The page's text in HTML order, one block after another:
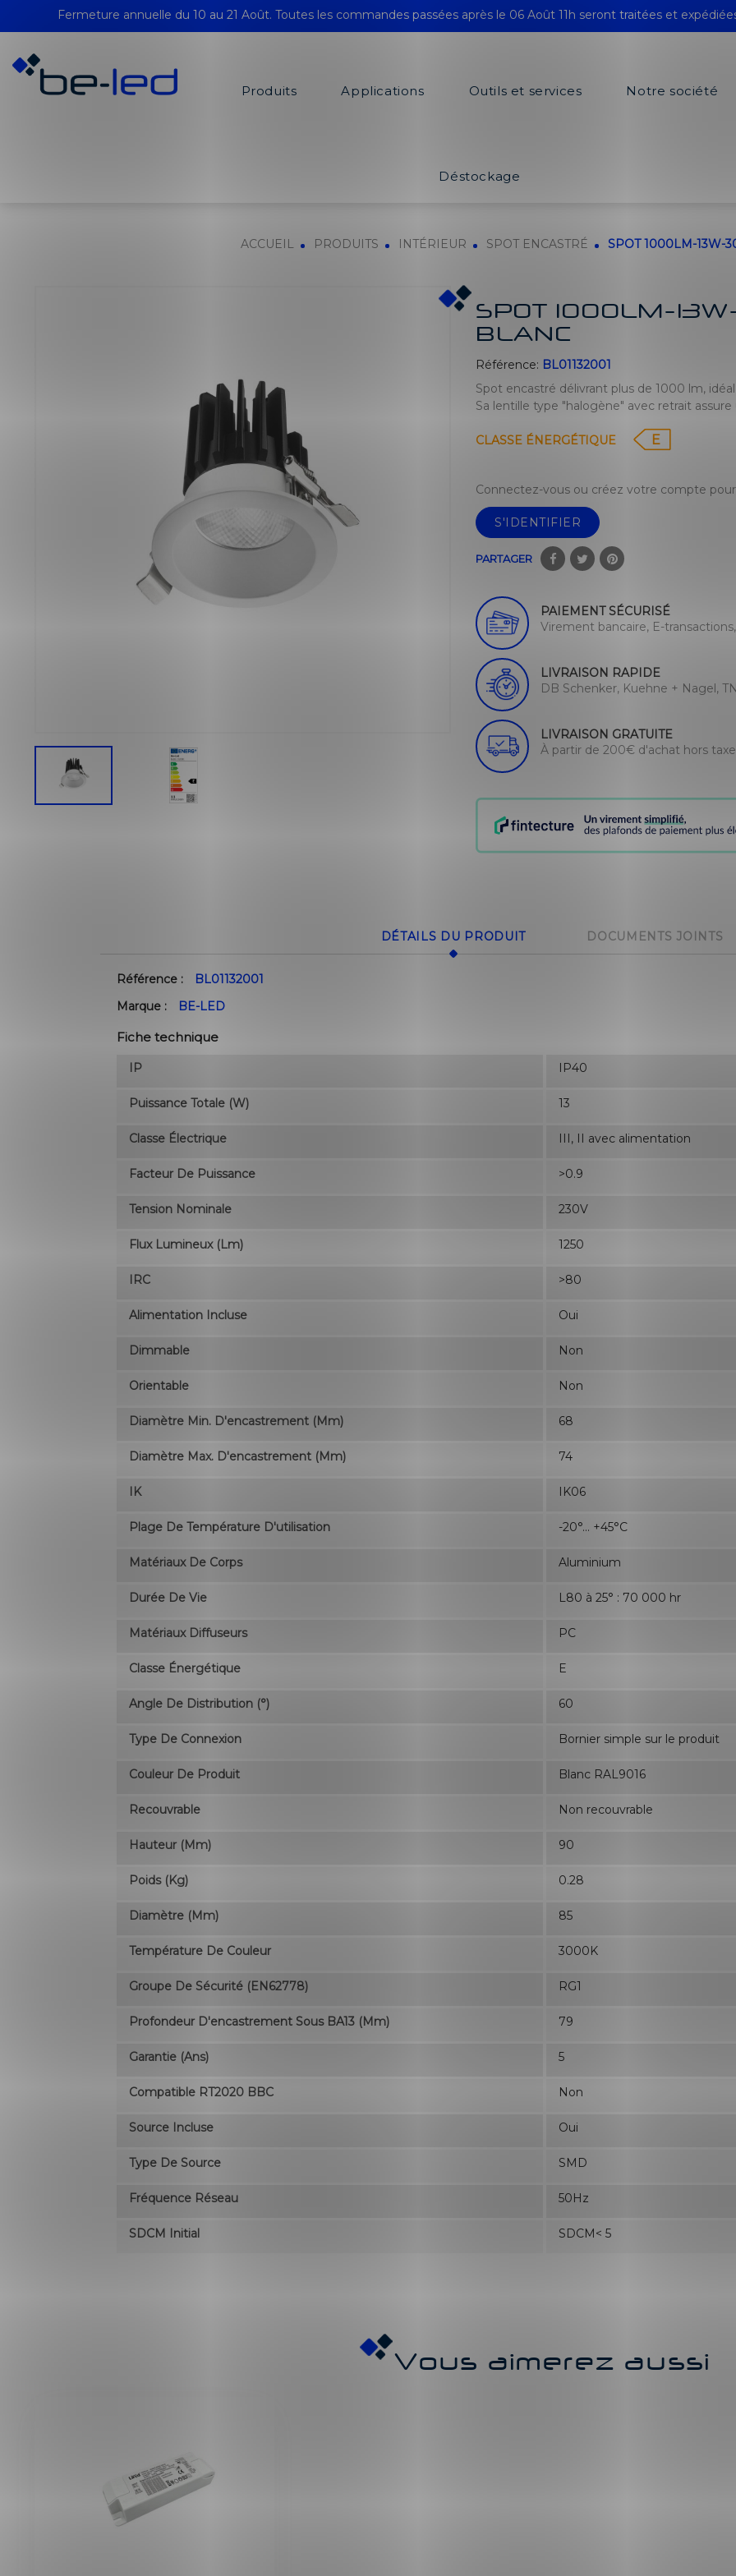
Fermeture annuelle du 10 au 21 Août. Toutes les commandes passées après le 06 Août 11h seront traitées et
Produits Applications Outils et services Notre société
Déstockage
ACCUEIL PRODUITS INTÉRIEUR SPOT ENCASTRÉ SPOT 1000LM-13W-
SPOT 1000LM-
BLANC
Référence: BL01132001
Spot encastré délivrant plus de 1000 lm,
Sa lentille type "halogène" avec retrait
CLASSE ÉNERGÉTIQUE E
Connectez-vous ou créez votre compte
S'IDENTIFIER
PARTAGER
PAIEMENT SÉCURISÉ
Virement bancaire, E-
LIVRAISON RAPIDE
DB Schenker, Kuehne + Nagel,
LIVRAISON GRATUITE
À partir de 200€ d'achat hors
DÉTAILS DU PRODUIT DOCUMENTS JOINTS
Référence :
BL01132001
Marque :
BE-LED
Fiche technique
IP IP40
Puissance Totale (W) 13
Classe Électrique III, II avec alimentation
Facteur De Puissance >0.9
Tension Nominale 230V
Flux Lumineux (lm) 1250
IRC >80
Alimentation Incluse Oui
Dimmable Non
Orientable Non
Diamètre Min. D'encastrement (mm) 68
Diamètre Max. D'encastrement (mm) 74
IK IK06
Plage De Température D'utilisation -20°... +45°C
Matériaux De Corps Aluminium
Durée De Vie L80 à 25° : 70 000 hr
Matériaux Diffuseurs PC
Classe Énergétique E
Angle De Distribution (°) 60
Type De Connexion Bornier simple sur le produit
Couleur De Produit Blanc RAL9016
Recouvrable Non recouvrable
Hauteur (mm) 90
Poids (kg) 0.28
Diamètre (mm) 85
Température De Couleur 3000K
Groupe De Sécurité (EN62778) RG1
Profondeur D'encastrement Sous BA13 (mm) 79
Garantie (ans) 5
Compatible RT2020 BBC Non
Source Incluse Oui
Type De Source SMD
Fréquence Réseau 50Hz
SDCM Initial SDCM< 5
Vous aimerez aussi